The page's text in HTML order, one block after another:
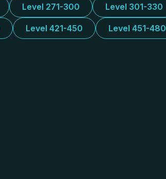
Level 271-300 Level 301-330
Level 421-450 Level 451-480